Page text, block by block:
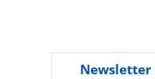
Newsletter